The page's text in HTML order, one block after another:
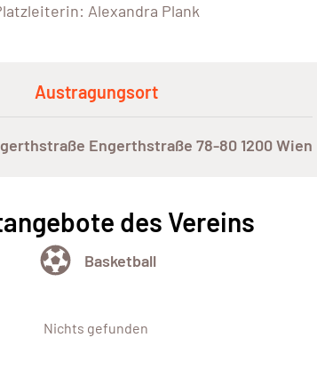
Alexandra Plank
Austragungsort
Engerthstraße 78-80 1200 Wien
des Vereins
Basketball
Nichts gefunden